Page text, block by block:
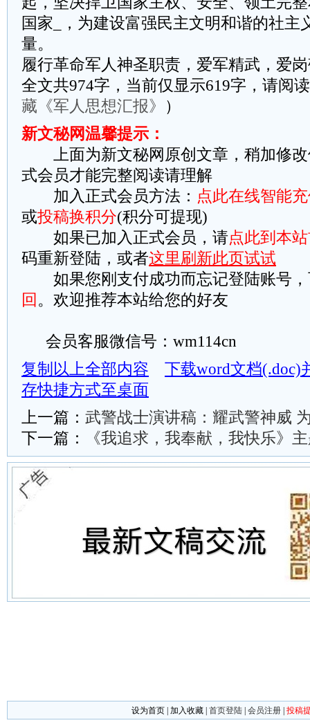
国家_，为建设富强民主文明和谐的社主
量。
履行革命军人神圣职责，爱军精武，爱
全文共974字，当前仅显示619字，请阅
藏《军人思想汇报》
）
新文秘网温馨提示：
上面为新文秘网原创文章，稍加修改
式会员才能完整阅读请理解
加入正式会员方法： 点此在线智能
或投稿换积分(积分可提现)
如果已加入正式会员，请点此到本
码重新登陆，或者这里刷新此页试试
如果您刚支付成功而忘记登陆账号，
回 。欢迎推荐本站给您的好友
会员客服微信号：wm114cn
复制以上全部内容
下载word文档(.doc)
存快捷方式至桌面
上一篇： 武警战士演讲稿：耀武警神威
下一篇：
《我追求，我奉献，我快乐》
设为首页 加入收藏 首页登陆 会员注册 投稿